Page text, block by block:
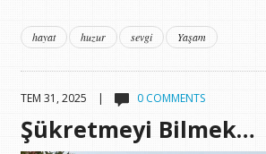
hayat huzur sevgi Yaşam
TEM 31, 2025 | 0 COMMENTS
Şükretmeyi Bilmek…